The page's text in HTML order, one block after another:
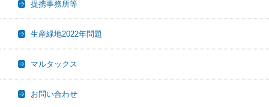
提携事務所等
生産緑地2022年問題
マルタックス
お問い合わせ